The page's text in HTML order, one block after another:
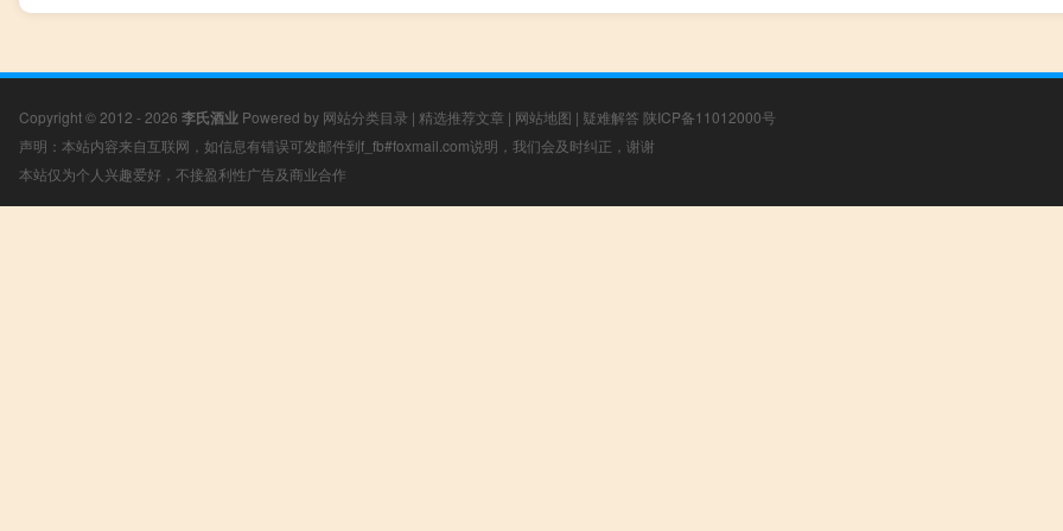
Copyright © 2012 - 2026 李氏酒业 Powered by 网站分类目录 | 精选推荐文章 | 网站地图 | 疑难解答 陕ICP备11012000号
声明：本站内容来自互联网，如信息有错误可发邮件到f_fb#foxmail.com说明，我们会及时纠正，谢谢
本站仅为个人兴趣爱好，不接盈利性广告及商业合作